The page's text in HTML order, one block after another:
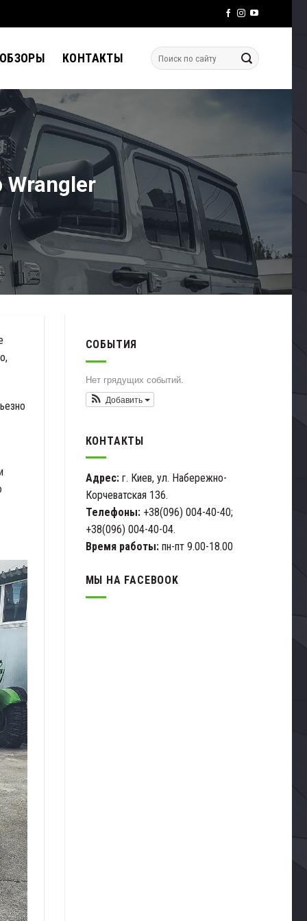
КОНТАКТЫ
СОБЫТИЯ
Нет грядущих событий.
Добавить
КОНТАКТЫ
Адрес:г. Киев, ул. Набережно-
Корчеватская 136.
Телефоны:+38(096) 004-40-40;
+38(096) 004-40-04.
Время работы:пн-пт 9.00-18.00
МЫ НА FACEBOOK